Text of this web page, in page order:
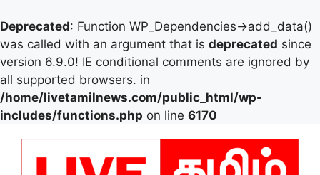
Deprecated: Function WP_Dependencies->add_data()
was called with an argument that is deprecated since
version 6.9.0! IE conditional comments are ignored by
all supported browsers. in
/home/livetamilnews.com/public_html/wp-
includes/functions.php on line 6170